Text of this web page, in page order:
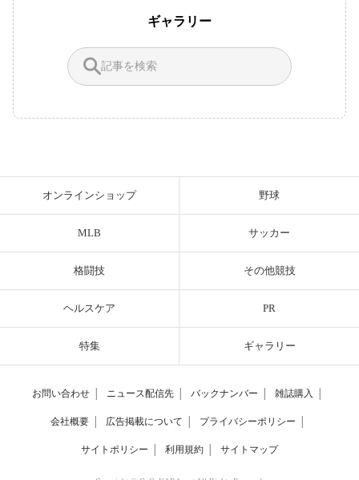
ギャラリー
オンラインショップ 野球
MLB サッカー
格闘技 その他競技
ヘルスケア PR
特集 ギャラリー
お問い合わせ ニュース配信先 バックナンバー 雑誌購入
会社概要 広告掲載について プライバシーポリシー
サイトポリシー 利用規約 サイトマップ